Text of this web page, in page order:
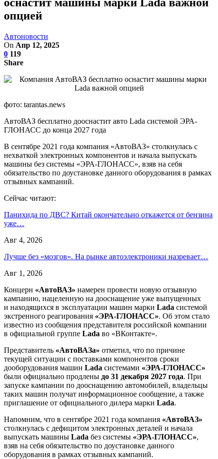
опцией
Автоновости
On Апр 12, 2025
0 119
Share
фото: tarantas.news
АвтоВАЗ бесплатно дооснастит авто Lada системой ЭРА-
ГЛОНАСС до конца 2027 года
В сентябре 2021 года компания «АвтоВАЗ» столкнулась с
нехваткой электронных компонентов и начала выпускать
машины без системы «ЭРА-ГЛОНАСС», взяв на себя
обязательство по доустановке данного оборудования в рамках
отзывных кампаний.
Сейчас читают:
Панихида по ДВС? Китай окончательно откажется от бензина
уже…
Авг 4, 2026
Лучше без «мозгов». На рынке автоэлектроники назревает…
Авг 1, 2026
Концерн «АвтоВАЗ» намерен провести новую отзывную
кампанию, нацеленную на дооснащение уже выпущенных
и находящихся в эксплуатации машин марки Lada системой
экстренного реагирования «ЭРА-ГЛОНАСС». Об этом стало
известно из сообщения представителя российской компании
в официальной группе Lada во «ВКонтакте».
Представитель «АвтоВАЗа» отметил, что по причине
текущей ситуации с поставками компонентов сроки
дооборудования машин Lada системами «ЭРА-ГЛОНАСС»
были официально продлены до 31 декабря 2027 года. При
запуске кампании по дооснащению автомобилей, владельцы
таких машин получат информационное сообщение, а также
приглашение от официального дилера марки Lada.
Напомним, что в сентябре 2021 года компания «АвтоВАЗ»
столкнулась с дефицитом электронных деталей и начала
выпускать машины Lada без системы «ЭРА-ГЛОНАСС»,
взяв на себя обязательство по доустановке данного
оборудования в рамках отзывных кампаний.